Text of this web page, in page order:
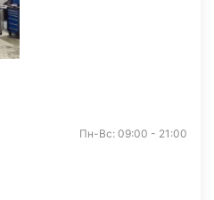
Пн-Вс: 09:00 - 21:00